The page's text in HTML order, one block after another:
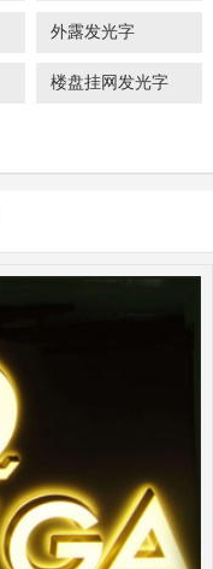
外露发光字
楼盘挂网发光字